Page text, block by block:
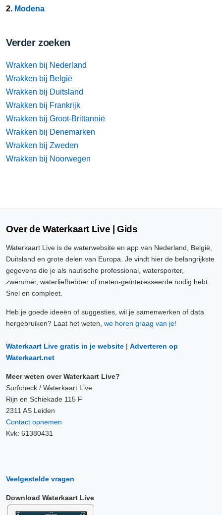
2. Modena
Verder zoeken
Wrakken bij Nederland
Wrakken bij België
Wrakken bij Duitsland
Wrakken bij Frankrijk
Wrakken bij Groot-Brittannië
Wrakken bij Denemarken
Wrakken bij Zweden
Wrakken bij Noorwegen
Over de Waterkaart Live | Gids
Waterkaart Live is de waterwebsite en app van Nederland, België,
Duitsland en grote delen van Europa. Je vindt hier de belangrijkste
gegevens die je als nautische professional, watersporter,
zwemmer, waterliefhebber of meteo-geïnteresseerde nodig hebt.
Snel en compleet.
Heb je goede ideeën of suggesties, wil je samenwerken of data
hergebruiken? Laat het weten, we horen graag van je!
Waterkaart Live gratis in je website | Adverteren op
Waterkaart.net
Meer weten over Waterkaart Live?
Surfcheck / Waterkaart Live
Rijn en Schiekade 115 F
2311 AS Leiden
Contact opnemen
Kvk: 61380431
Veelgestelde vragen
Download Waterkaart Live